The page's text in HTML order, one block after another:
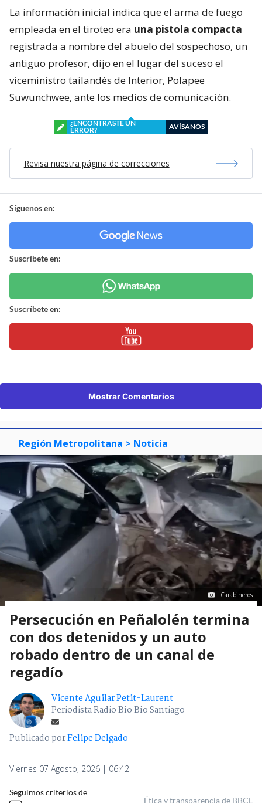
La información inicial indica que el arma de fuego
empleada en el tiroteo era una pistola compacta
registrada a nombre del abuelo del sospechoso, un
antiguo profesor, dijo en el lugar del suceso el
viceministro tailandés de Interior, Polapee
Suwunchwee, ante los medios de comunicación.
¿ENCONTRASTE UN
ERROR?
AVÍSANOS
Revisa nuestra página de correcciones
Síguenos en:
Suscríbete en:
Suscríbete en:
Mostrar Comentarios
Región Metropolitana > Noticia
Carabineros
Persecución en Peñalolén termina
con dos detenidos y un auto
robado dentro de un canal de
regadío
Vicente Aguilar Petit-Laurent
Periodista Radio Bío Bío Santiago
Publicado porFelipe Delgado
Viernes 07 Agosto, 2026 | 06:42
Seguimos criterios de
Ética y transparencia de BBCL